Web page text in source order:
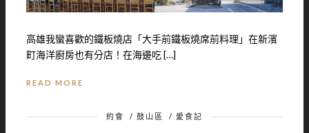
高雄我蠻喜歡的鐵板燒店「大手前鐵板燒席前料理」在新濱
町海洋廚房也有分店！在海邊吃 […]
READ MORE
約會 / 鼓山區 / 愛食記